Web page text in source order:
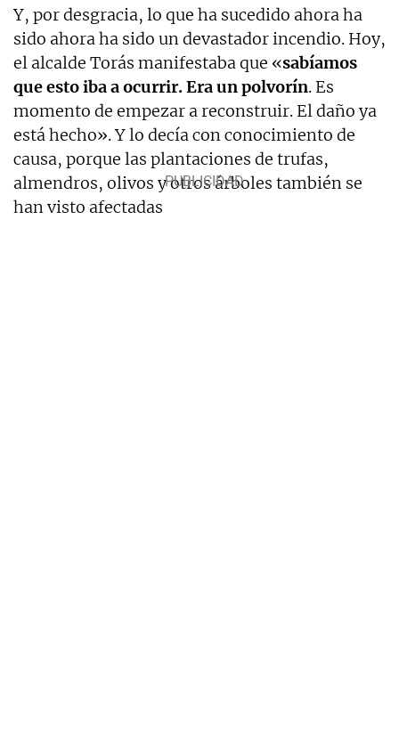
Y, por desgracia, lo que ha sucedido ahora ha
sido ahora ha sido un devastador incendio. Hoy,
el alcalde Torás manifestaba que «sabíamos
que esto iba a ocurrir. Era un polvorín. Es
momento de empezar a reconstruir. El daño ya
está hecho». Y lo decía con conocimiento de
causa, porque las plantaciones de trufas,
almendros, olivos y otros árboles también se
han visto afectadas